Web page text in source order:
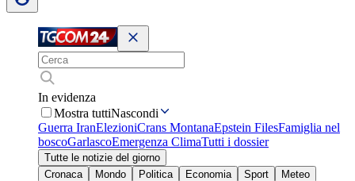
In evidenza
Mostra tuttiNascondi
Guerra IranElezioniCrans MontanaEpstein FilesFamiglia nel
boscoGarlascoEmergenza ClimaTutti i dossier
Tutte le notizie del giorno
Cronaca
Mondo Politica Economia Sport
Meteo